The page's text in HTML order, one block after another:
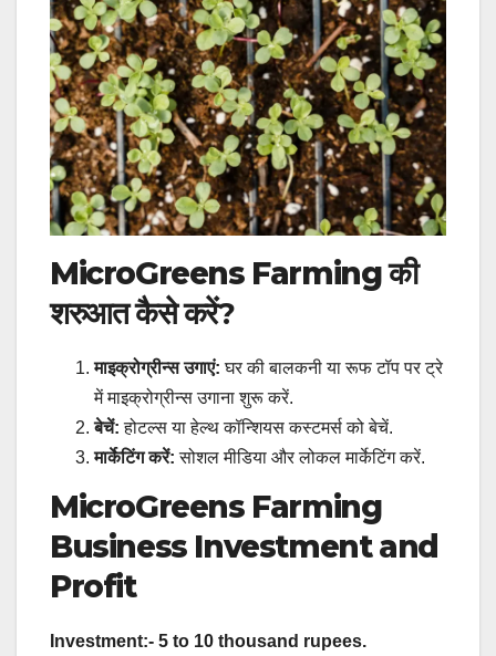
MicroGreens Farming की
शरुआत कैसे करें?
माइक्रोग्रीन्स उगाएं: घर की बालकनी या रूफ टॉप पर ट्रे
में माइक्रोग्रीन्स उगाना शुरू करें.
बेचें: होटल्स या हेल्थ कॉन्शियस कस्टमर्स को बेचें.
मार्केटिंग करें: सोशल मीडिया और लोकल मार्केटिंग करें.
MicroGreens Farming
Business Investment and
Profit
Investment:- 5 to 10 thousand rupees.